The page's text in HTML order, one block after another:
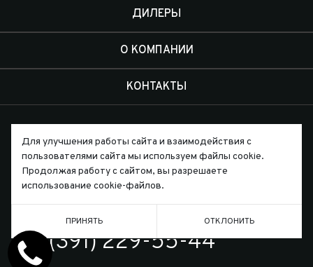
ДИЛЕРЫ
О КОМПАНИИ
КОНТАКТЫ
Письмо директору
ТЕЛЕФОН
7 (391) 229-55-44
Для улучшения работы сайта и взаимодействия с
пользователями сайта мы используем файлы cookie.
Продолжая работу с сайтом, вы разрешаете
использование cookie-файлов.
ПРИНЯТЬ ОТКЛОНИТЬ